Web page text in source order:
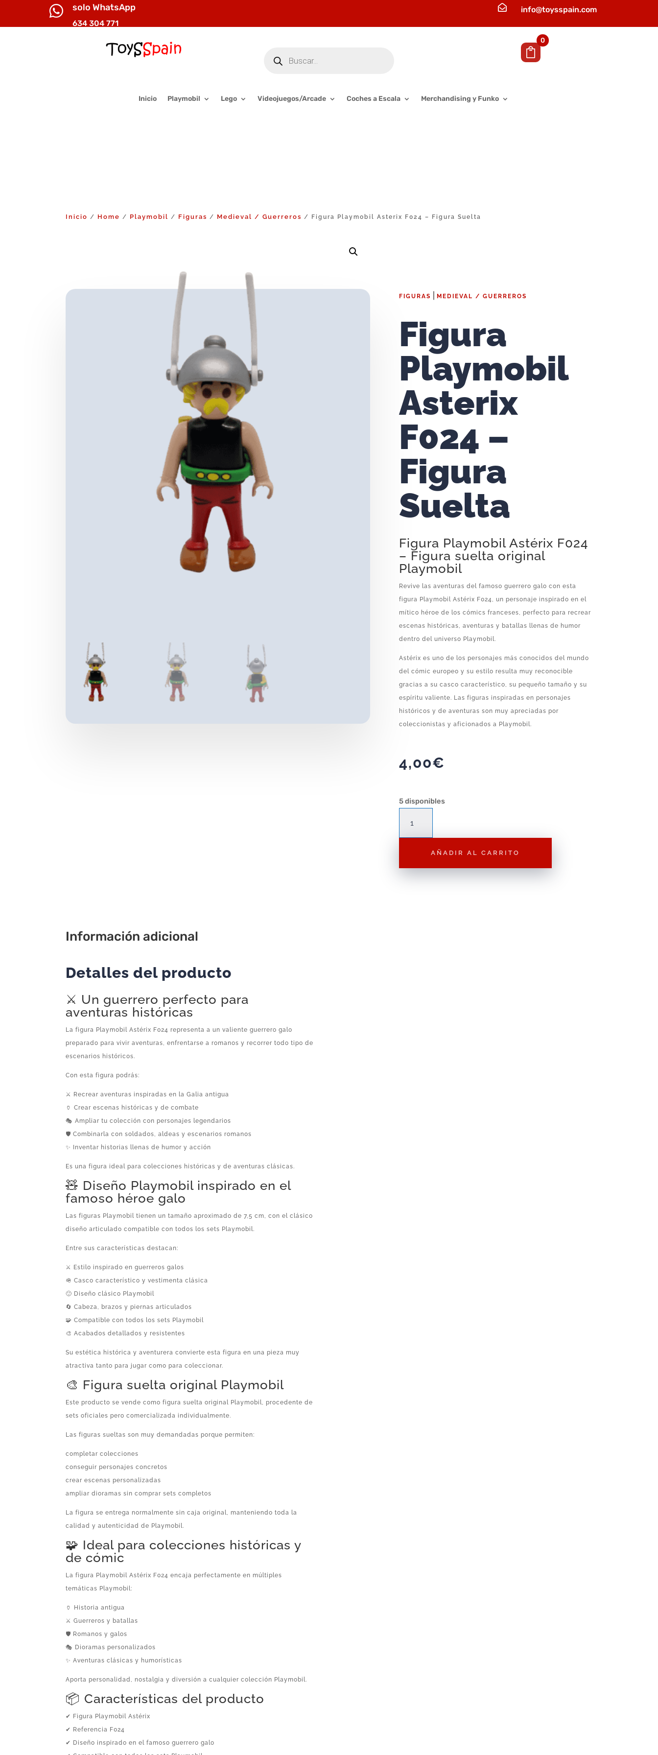
 solo WhatsApp
634 304 771
 info@toysspain.com
productos
0
Inicio Playmobil Lego Videojuegos/Arcade Coches a Escala Merchandising y Funko
Inicio / Home / Playmobil / Figuras / Medieval / Guerreros / Figura Playmobil Asterix F024 – Figura Suelta
FIGURAS MEDIEVAL / GUERREROS
Figura
Playmobil
Asterix
F024 –
Figura
Suelta
Figura Playmobil Astérix F024
– Figura suelta original
Playmobil
Revive las aventuras del famoso guerrero galo con esta
figura Playmobil Astérix F024, un personaje inspirado en el
mítico héroe de los cómics franceses, perfecto para recrear
escenas históricas, aventuras y batallas llenas de humor
dentro del universo Playmobil.
Astérix es uno de los personajes más conocidos del mundo
del cómic europeo y su estilo resulta muy reconocible
gracias a su casco característico, su pequeño tamaño y su
espíritu valiente. Las figuras inspiradas en personajes
históricos y de aventuras son muy apreciadas por
coleccionistas y aficionados a Playmobil.
4,00€
5 disponibles
Playmobil
–
AÑADIR AL CARRITO
Información adicional
Detalles del producto
⚔️ Un guerrero perfecto para
aventuras históricas
La figura Playmobil Astérix F024 representa a un valiente guerrero galo
preparado para vivir aventuras, enfrentarse a romanos y recorrer todo tipo de
escenarios históricos.
Con esta figura podrás:
⚔️ Recrear aventuras inspiradas en la Galia antigua
🏺 Crear escenas históricas y de combate
🎭 Ampliar tu colección con personajes legendarios
🛡️ Combinarla con soldados, aldeas y escenarios romanos
✨ Inventar historias llenas de humor y acción
Es una figura ideal para colecciones históricas y de aventuras clásicas.
🧸 Diseño Playmobil inspirado en el
famoso héroe galo
Las figuras Playmobil tienen un tamaño aproximado de 7,5 cm, con el clásico
diseño articulado compatible con todos los sets Playmobil.
Entre sus características destacan:
⚔️ Estilo inspirado en guerreros galos
🪖 Casco característico y vestimenta clásica
🙂 Diseño clásico Playmobil
🔄 Cabeza, brazos y piernas articulados
🧩 Compatible con todos los sets Playmobil
🎨 Acabados detallados y resistentes
Su estética histórica y aventurera convierte esta figura en una pieza muy
atractiva tanto para jugar como para coleccionar.
🎨 Figura suelta original Playmobil
Este producto se vende como figura suelta original Playmobil, procedente de
sets oficiales pero comercializada individualmente.
Las figuras sueltas son muy demandadas porque permiten:
completar colecciones
conseguir personajes concretos
crear escenas personalizadas
ampliar dioramas sin comprar sets completos
La figura se entrega normalmente sin caja original, manteniendo toda la
calidad y autenticidad de Playmobil.
🧩 Ideal para colecciones históricas y
de cómic
La figura Playmobil Astérix F024 encaja perfectamente en múltiples
temáticas Playmobil:
🏺 Historia antigua
⚔️ Guerreros y batallas
🛡️ Romanos y galos
🎭 Dioramas personalizados
✨ Aventuras clásicas y humorísticas
Aporta personalidad, nostalgia y diversión a cualquier colección Playmobil.
📦 Características del producto
✔ Figura Playmobil Astérix
✔ Referencia F024
✔ Diseño inspirado en el famoso guerrero galo